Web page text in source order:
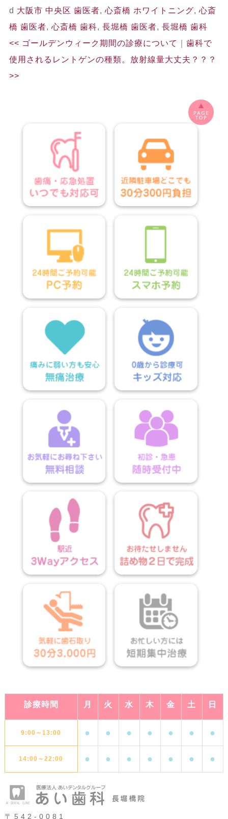
d 大阪市 中央区 歯医者, 心斎橋 ホワイトニング, 心斎
橋 歯医者, 心斎橋 歯科, 長堀橋 歯医者, 長堀橋 歯科
<< ゴールデンウィーク期間の診療について
歯科で
使用されるレントゲンの種類。放射線量大丈夫？？？
>>
診療時間 月 火 水 木 金 土 日
9:00～13:00 ● ● ● ● ● ● ●
14:00～22:00 ● ● ● ● ● ● ●
〒542-0081